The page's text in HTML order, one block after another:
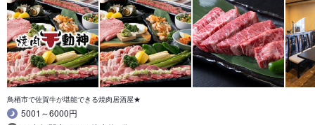
鳥栖市で佐賀牛が堪能できる焼肉居酒屋★
5001～6000円